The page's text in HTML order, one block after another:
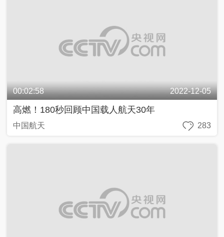
00:02:58 2022-12-05
高燃！180秒回顾中国载人航天30年
中国航天 283